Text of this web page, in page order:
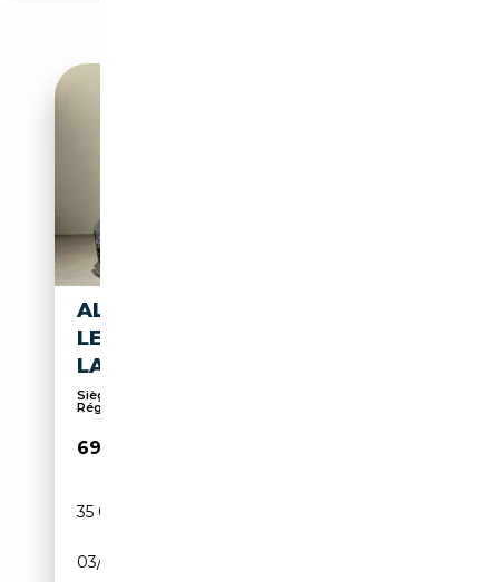
ALPINA B4 GRAN COUPÉ
LENKRADHEIZUNG, AHK,
LASERLICHT
Sièges électriques, Soundsystem, Pneus été,
Régula...
69 800€
35 000 km
03/2024